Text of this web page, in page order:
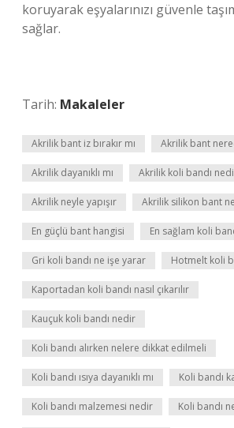
koruyarak eşyalarınızı güvenle
sağlar.
Tarih: Makaleler
Akrilik bant iz bırakır mı Akrilik bant
Akrilik dayanıklı mı Akrilik koli bandı
Akrilik neyle yapışır Akrilik silikon bant
En güçlü bant hangisi En sağlam koli
Gri koli bandı ne işe yarar Hotmelt koli
Kaportadan koli bandı nasıl çıkarılır
Kauçuk koli bandı nedir
Koli bandı alırken nelere dikkat edilmeli
Koli bandı ısıya dayanıklı mı Koli bandı
Koli bandı malzemesi nedir Koli bandı